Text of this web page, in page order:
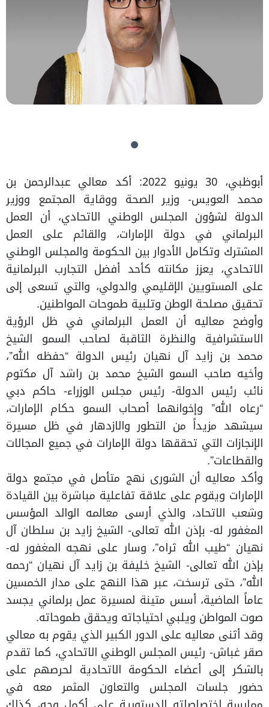
أبوظبي، 30 يونيو 2022: أكد معالي عبدالرحمن بن
محمد العويس- وزير الصحة ووقاية المجتمع ووزير
الدولة لشؤون المجلس الوطني الاتحادي، أن العمل
البرلماني في دولة الإمارات، والقائم على العمل
المشترك وتكامل الأدوار بين الحكومة والمجلس الوطني
الاتحادي، يعزز مكانته كأحد أفضل التجارب البرلمانية
على المستويين الإقليمي والدولي، والتي تسعى إلى
تحقيق مصلحة الوطن وتلبية طموحات المواطنين.
وأوضح معاليه أن العمل البرلماني في ظل الرؤية
الاستشرافية والنظرة الثاقبة لصاحب السمو الشيخ
محمد بن زايد آل نهيان رئيس الدولة “حفظه الله”،
وأخيه صاحب السمو الشيخ محمد بن راشد آل مكتوم
نائب رئيس الدولة- رئيس مجلس الوزراء- حاكم دبي
“رعاه الله” وإخوانهما أصحاب السمو حكام الإمارات،
سيشهد مزيداً من التطور والازدهار في ظل مسيرة
الإنجازات التي تحققها دولة الإمارات في جميع المجالات
والقطاعات”.
وأكد معاليه أن الشورى نهج متأصل في مجتمع دولة
الإمارات ويقوم على علاقة تفاعلية مباشرة بين القيادة
وشعب الاتحاد، والذي أرسى معالمه الوالد المؤسس
المغفور له- بإذن الله تعالى- الشيخ زايد بن سلطان آل
نهيان “طيب الله ثراه”، وسار على نهجه المغفور له-
بإذن الله تعالى- الشيخ خليفة بن زايد آل نهيان “رحمه
الله”، حتى ترسخت، عبر هذا النهج على مدار الخمسين
عاماً الماضية، أسس متينة لمسيرة عمل برلماني يجسد
صوت المواطن ويلبي احتياجاته ويحقق طموحاته.
وقد أثنى معاليه على الدور الكبير الذي يقوم به معالي
صقر غباش- رئيس المجلس الوطني الاتحادي، كما تقدم
بالشكر إلى أعضاء الحكومة الاتحادية لحرصهم على
حضور جلسات المجلس والتعاون المثمر معه في